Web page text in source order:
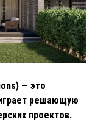
— это
решающую
проектов.